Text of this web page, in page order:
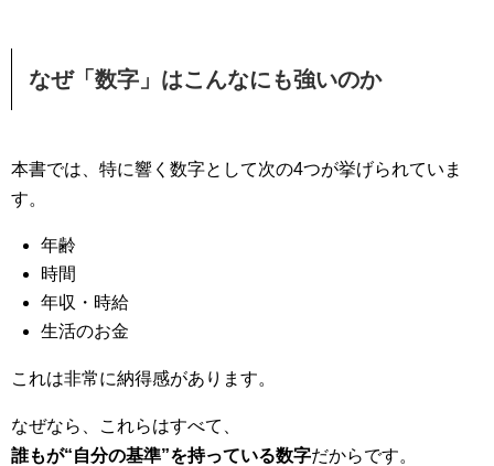
なぜ「数字」はこんなにも強いのか
本書では、特に響く数字として次の4つが挙げられていま
す。
年齢
時間
年収・時給
生活のお金
これは非常に納得感があります。
なぜなら、これらはすべて、
誰もが“自分の基準”を持っている数字だからです。